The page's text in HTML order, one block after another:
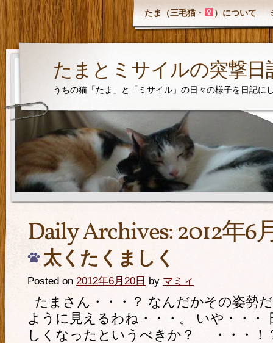
たま（三毛猫・ ）について
たまとミサイルの突撃日
うちの猫「たま」と「ミサイル」の日々の様子を日記に
Daily Archives:2012年6
太くたくましく
Posted on 2012年6月20日 by マミィ
たまさん・・・？ なんだかその姿勢
ように見えるわね・・・。 いや・・・
しくなったというべきか？ ・・・！